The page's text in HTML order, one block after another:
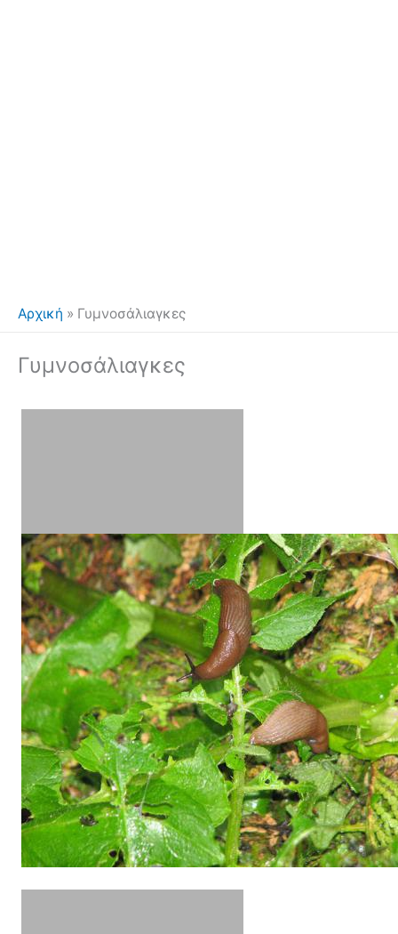
Αρχική » Γυμνοσάλιαγκες
Γυμνοσάλιαγκες